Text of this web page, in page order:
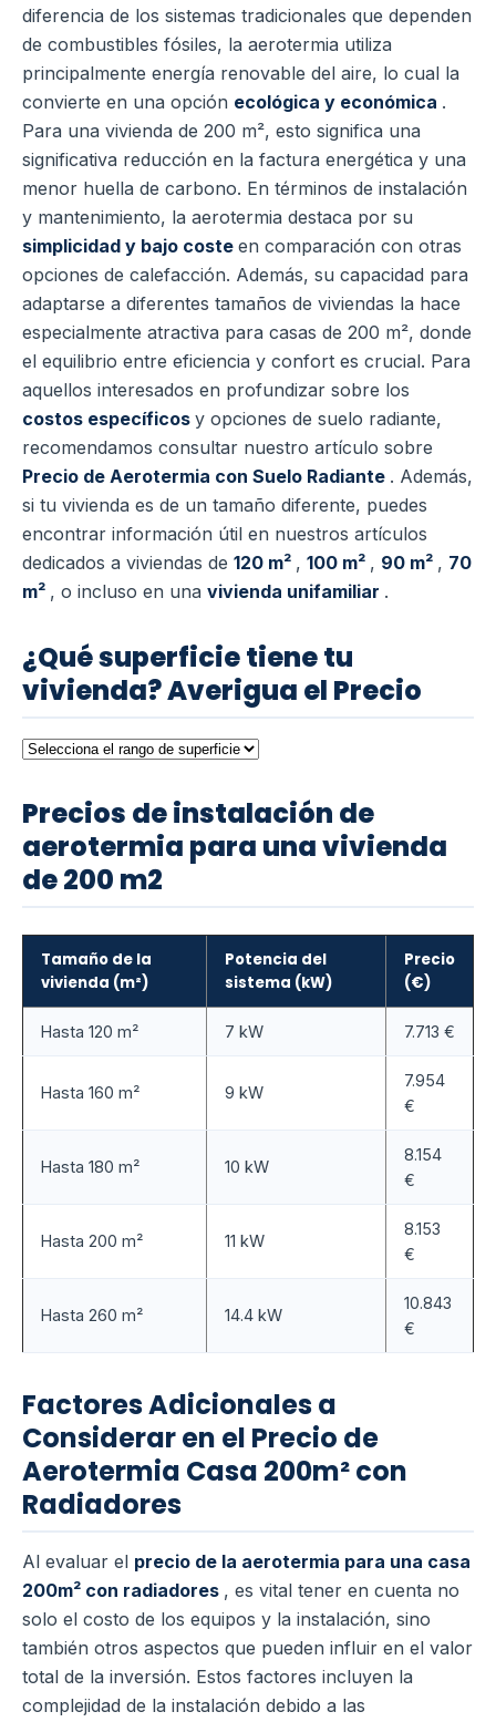
diferencia de los sistemas tradicionales que dependen
de combustibles fósiles, la aerotermia utiliza
principalmente energía renovable del aire, lo cual la
convierte en una opción ecológica y económica .
Para una vivienda de 200 m², esto significa una
significativa reducción en la factura energética y una
menor huella de carbono. En términos de instalación
y mantenimiento, la aerotermia destaca por su
simplicidad y bajo coste en comparación con otras
opciones de calefacción. Además, su capacidad para
adaptarse a diferentes tamaños de viviendas la hace
especialmente atractiva para casas de 200 m², donde
el equilibrio entre eficiencia y confort es crucial. Para
aquellos interesados en profundizar sobre los
costos específicos y opciones de suelo radiante,
recomendamos consultar nuestro artículo sobre
Precio de Aerotermia con Suelo Radiante . Además,
si tu vivienda es de un tamaño diferente, puedes
encontrar información útil en nuestros artículos
dedicados a viviendas de 120 m² , 100 m² , 90 m² , 70
m² , o incluso en una vivienda unifamiliar .
¿Qué superficie tiene tu
vivienda? Averigua el Precio
Precios de instalación de
aerotermia para una vivienda
de 200 m2
Tamaño de la
vivienda (m²)
Potencia del
sistema (kW)
Precio
(€)
Hasta 120 m² 7 kW 7.713 €
Hasta 160 m² 9 kW
7.954
€
Hasta 180 m² 10 kW
8.154
€
Hasta 200 m² 11 kW
8.153
€
Hasta 260 m² 14.4 kW
10.843
€
Factores Adicionales a
Considerar en el Precio de
Aerotermia Casa 200m² con
Radiadores
Al evaluar el precio de la aerotermia para una casa
200m² con radiadores , es vital tener en cuenta no
solo el costo de los equipos y la instalación, sino
también otros aspectos que pueden influir en el valor
total de la inversión. Estos factores incluyen la
complejidad de la instalación debido a las